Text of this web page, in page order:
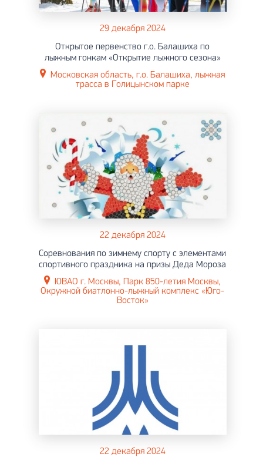
29 декабря 2024
Открытое первенство г.о. Балашиха по
лыжным гонкам «Открытие лыжного сезона»
Московская область, г.о. Балашиха, лыжная
трасса в Голицынском парке
22 декабря 2024
Соревнования по зимнему спорту с элементами
спортивного праздника на призы Деда Мороза
ЮВАО г. Москвы, Парк 850-летия Москвы,
Окружной биатлонно-лыжный комплекс «Юго-
Восток»
22 декабря 2024